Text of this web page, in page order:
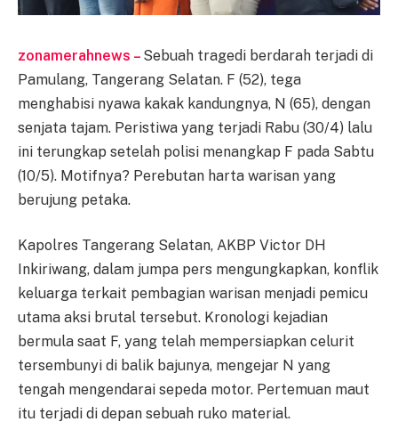
zonamerahnews – Sebuah tragedi berdarah terjadi di
Pamulang, Tangerang Selatan. F (52), tega
menghabisi nyawa kakak kandungnya, N (65), dengan
senjata tajam. Peristiwa yang terjadi Rabu (30/4) lalu
ini terungkap setelah polisi menangkap F pada Sabtu
(10/5). Motifnya? Perebutan harta warisan yang
berujung petaka.
Kapolres Tangerang Selatan, AKBP Victor DH
Inkiriwang, dalam jumpa pers mengungkapkan, konflik
keluarga terkait pembagian warisan menjadi pemicu
utama aksi brutal tersebut. Kronologi kejadian
bermula saat F, yang telah mempersiapkan celurit
tersembunyi di balik bajunya, mengejar N yang
tengah mengendarai sepeda motor. Pertemuan maut
itu terjadi di depan sebuah ruko material.